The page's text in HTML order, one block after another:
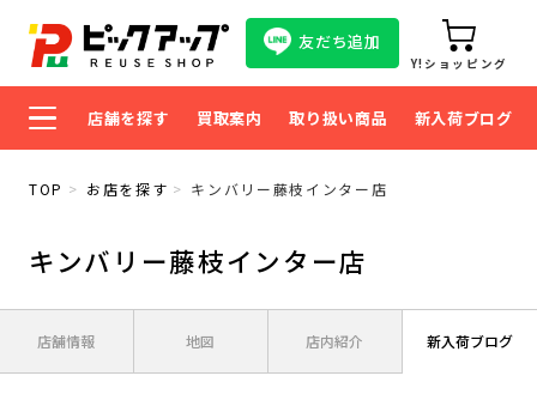
友だち追加
Y!ショッピング
店舗を探す 買取案内 取り扱い商品 新入荷ブログ
TOP お店を探す キンバリー藤枝インター店
キンバリー藤枝インター店
店舗情報 地図 店内紹介 新入荷ブログ